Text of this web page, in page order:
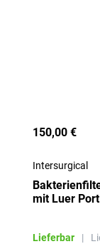
150,00 €
Intersurgical
mit Luer
Lieferbar |